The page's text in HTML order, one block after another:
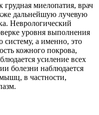
грудная миелопатия, врач
дальнейшую лучевую
Неврологический
уровня выполнения
а именно, это
кожного покрова,
усиление всех
болезни наблюдается
в частности,